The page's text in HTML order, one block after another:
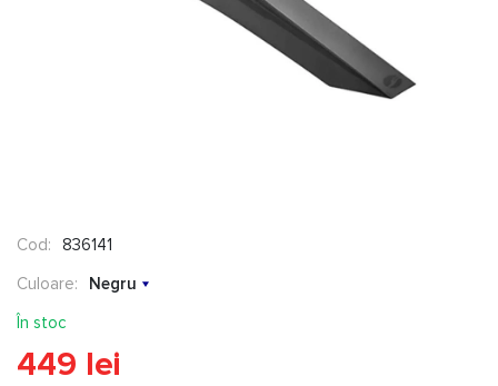
Cod:
836141
Culoare:
Negru
În stoc
449 lei